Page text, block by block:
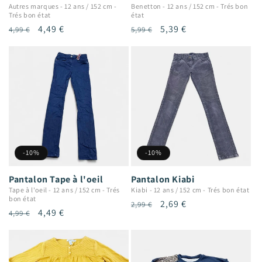
Autres marques - 12 ans / 152 cm -
Trés bon état
Prix
4,99 €
Prix
4,49 €
Benetton - 12 ans / 152 cm -Trés bon
état
Prix
5,99 €
Prix
5,39 €
-10%
Pantalon Tape à l'oeil
Tape à l'oeil - 12 ans / 152 cm -Trés
bon état
Prix
4,99 €
Prix
4,49 €
-10%
Pantalon Kiabi
Kiabi - 12 ans / 152 cm - Trés bon état
Prix
2,99 €
Prix
2,69 €